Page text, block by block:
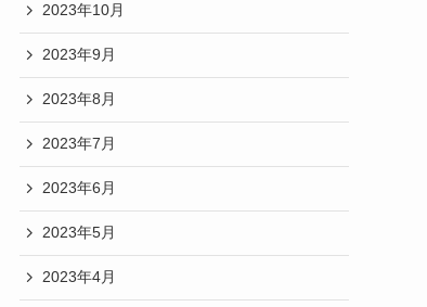
2023年10月
2023年9月
2023年8月
2023年7月
2023年6月
2023年5月
2023年4月